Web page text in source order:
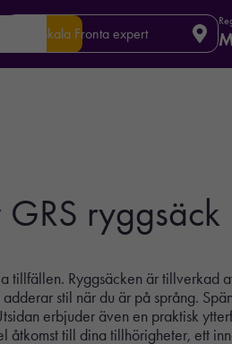
Din lokala Fronta expert
ryggsäck
tillfällen. Ryggsäcken är tillverkad
stil när du är på språng.
erbjuder även en praktisk
åtkomst till dina tillhörigheter, ett